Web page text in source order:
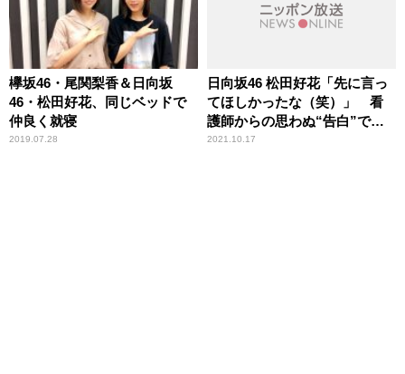
欅坂46・尾関梨香＆日向坂
46・松田好花、同じベッドで
仲良く就寝
2019.07.28
日向坂46 松田好花「先に言っ
てほしかったな（笑）」 看
護師からの思わぬ“告白”で頭
が真っ白になった顛末を明か
2021.10.17